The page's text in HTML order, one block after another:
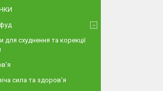
для схуднення та корекції
сила та здоров’я